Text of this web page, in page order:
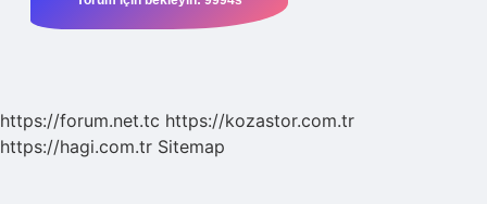
https://forum.net.tc https://kozastor.com.tr
https://hagi.com.tr Sitemap